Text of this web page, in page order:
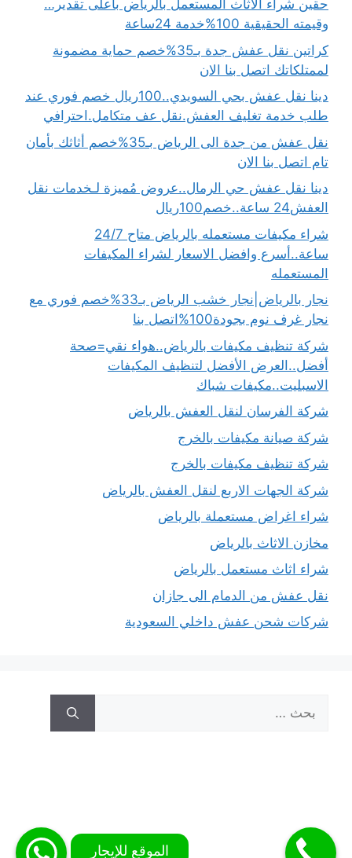
حقين شراء الاثاث المستعمل بالرياض بأعلى تقدير…
وقيمته الحقيقية 100%خدمة 24ساعة
كراتين نقل عفش جدة بـ35%خصم حماية مضمونة
لممتلكاتك اتصل بنا الان
دينا نقل عفش بحي السويدي..100ريال خصم فوري عند
طلب خدمة تغليف العفش.نقل عف متكامل.احترافي
نقل عفش من جدة الى الرياض بـ35%خصم أثاثك بأمان
تام اتصل بنا الان
دينا نقل عفش حي الرمال..عروض مُميزة لـخدمات نقل
العفش24 ساعة..خصم100ريال
شراء مكيفات مستعمله بالرياض متاح 24/7
ساعة..أسرع وافضل الاسعار لشراء المكيفات
المستعمله
نجار بالرياض|نجار خشب الرياض بـ33%خصم فوري مع
نجار غرف نوم بجودة100%اتصل بنا
شركة تنظيف مكيفات بالرياض..هواء نقي=صحة
أفضل..العرض الأفضل لتنظيف المكيفات
الاسبليت..مكيفات شباك
شركة الفرسان لنقل العفش بالرياض
شركة صيانة مكيفات بالخرج
شركة تنظيف مكيفات بالخرج
شركة الجهات الاربع لنقل العفش بالرياض
شراء اغراض مستعملة بالرياض
مخازن الاثاث بالرياض
شراء اثاث مستعمل بالرياض
نقل عفش من الدمام الى جازان
شركات شحن عفش داخلي السعودية
عن: